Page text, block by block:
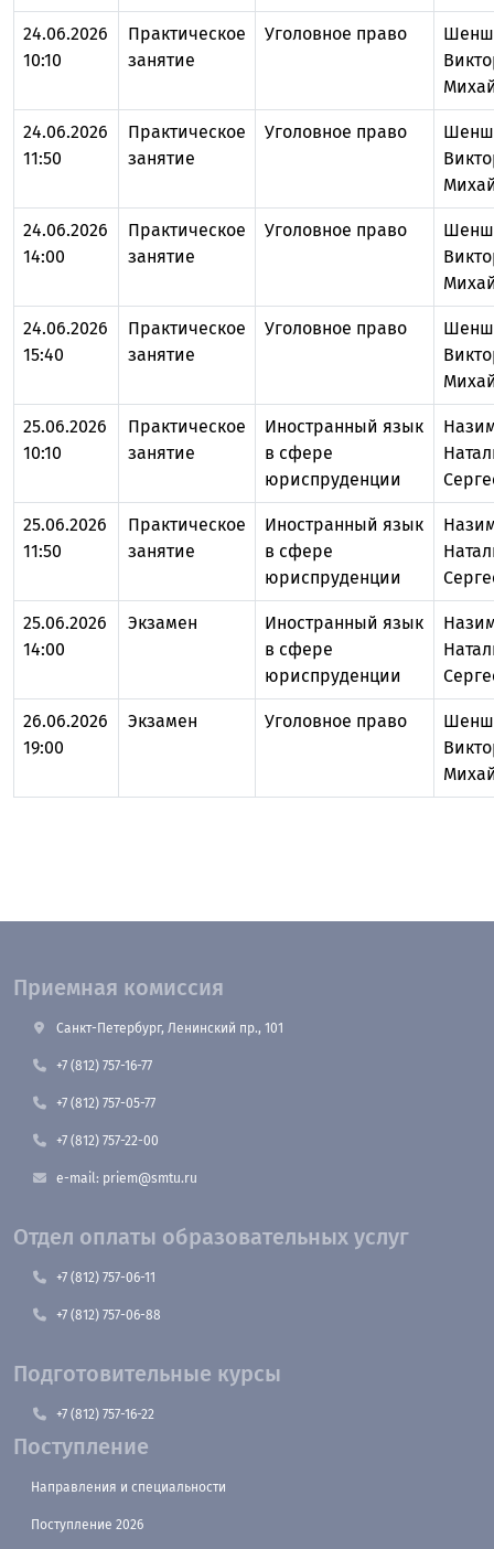
24.06.2026
10:10
Практическое
занятие
Уголовное право
24.06.2026
11:50
Практическое
занятие
Уголовное право
24.06.2026
14:00
Практическое
занятие
Уголовное право
24.06.2026
15:40
Практическое
занятие
Уголовное право
25.06.2026
10:10
Практическое
занятие
Иностранный язык
в сфере
юриспруденции
25.06.2026
11:50
Практическое
занятие
Иностранный язык
в сфере
юриспруденции
25.06.2026
14:00
Экзамен
Иностранный язык
в сфере
юриспруденции
26.06.2026
19:00
Экзамен Уголовное право
Приемная комиссия
Санкт-Петербург, Ленинский пр., 101
+7 (812) 757-16-77
+7 (812) 757-05-77
+7 (812) 757-22-00
e-mail: priem@smtu.ru
Отдел оплаты образовательных услуг
+7 (812) 757-06-11
+7 (812) 757-06-88
Подготовительные курсы
+7 (812) 757-16-22
Поступление
Направления и специальности
Поступление 2026